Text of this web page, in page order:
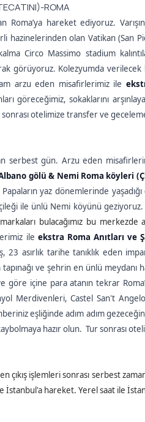
ROMA
Roma’ya hareket ediyoruz.
hazinelerinden olan Vatikan (San
Circo Massimo stadium
görüyoruz. Kolezyumda
arzu eden misafirlerimiz ile
göreceğimiz, sokaklarını
sonrası otelimize transfer ve
serbest gün. Arzu eden
gölü & Nemi Roma köyleri
yaz dönemlerinde
ile ünlü Nemi köyünü geziyoruz.
bulacağımız bu merkezde
ile ekstra Roma Anıtları ve
23 asırlık tarihe tanıklık eden
ve şehrin en ünlü meydanı
göre içine para atanın tekrar
Merdivenleri, Castel San't
eşliğinde adım adım
hazır olun. Tur sonrası
çıkış işlemleri sonrası serbest
İstanbul'a hareket. Yerel saat ile